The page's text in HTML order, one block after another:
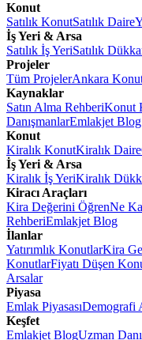
Konut
Satılık KonutSatılık Daire
İş Yeri & Arsa
Satılık İş YeriSatılık
Projeler
Tüm ProjelerAnkara
Kaynaklar
Satın Alma RehberiKonut
DanışmanlarEmlakjet Blog
Konut
Kiralık KonutKiralık Daire
İş Yeri & Arsa
Kiralık İş YeriKiralık
Kiracı Araçları
Kira Değerini ÖğrenNe
RehberiEmlakjet Blog
İlanlar
Yatırımlık KonutlarKira
KonutlarFiyatı Düşen
Arsalar
Piyasa
Emlak PiyasasıDemografi
Keşfet
Emlakjet BlogUzman